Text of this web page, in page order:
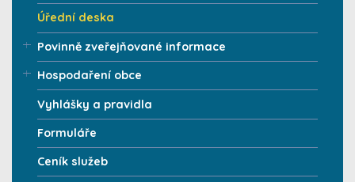
Úřední deska
Povinně zveřejňované informace
Hospodaření obce
Vyhlášky a pravidla
Formuláře
Ceník služeb